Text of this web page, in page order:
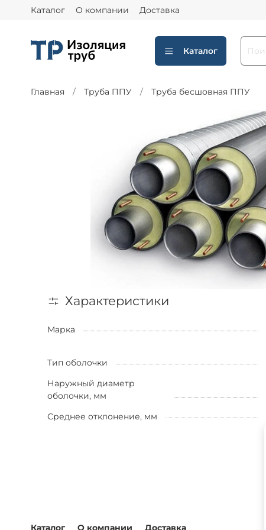
Каталог О компании Доставка
Каталог
Главная Труба ППУ Труба бесшовная ППУ
Характеристики
Марка
Тип оболочки
Наружный диаметр
оболочки, мм
Среднее отклонение, мм
Каталог О компании Доставка